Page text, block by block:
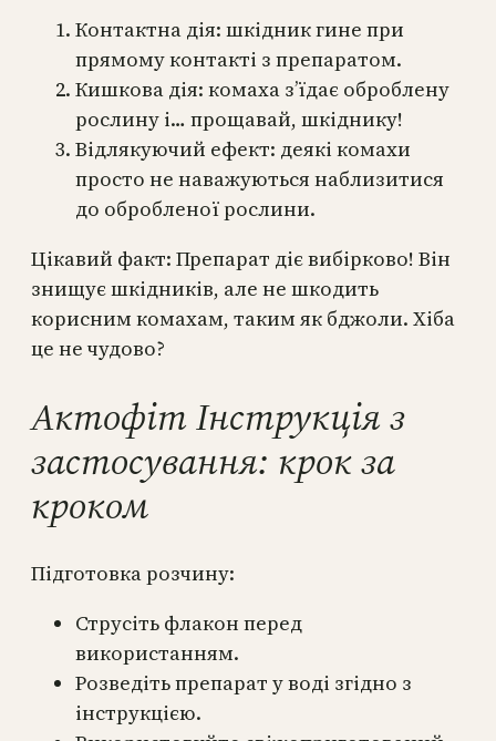
Контактна дія: шкідник гине при
прямому контакті з препаратом.
Кишкова дія: комаха з’їдає оброблену
рослину і… прощавай, шкіднику!
Відлякуючий ефект: деякі комахи
просто не наважуються наблизитися
до обробленої рослини.
Цікавий факт: Препарат діє вибірково! Він
знищує шкідників, але не шкодить
корисним комахам, таким як бджоли. Хіба
це не чудово?
Актофіт Інструкція з
застосування: крок за
кроком
Підготовка розчину:
Струсіть флакон перед
використанням.
Розведіть препарат у воді згідно з
інструкцією.